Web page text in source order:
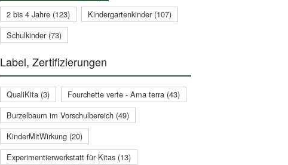
2 bis 4 Jahre (123)
Kindergartenkinder (107)
Schulkinder (73)
Label, Zertifizierungen
QualiKita (3)
Fourchette verte - Ama terra (43)
Burzelbaum im Vorschulbereich (49)
KinderMitWirkung (20)
Experimentierwerkstatt für Kitas (13)